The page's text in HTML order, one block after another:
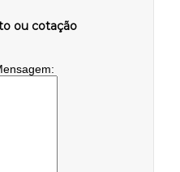
ou cotação